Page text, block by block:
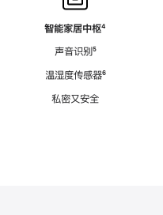
智能家居中枢脚
⁴
声音识别脚
⁵
温湿度传感器脚
⁶
私密又安全